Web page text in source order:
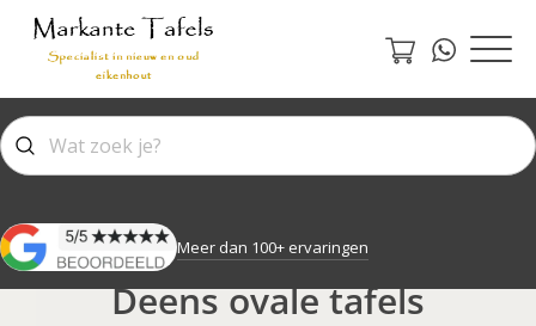
Meer dan 100+ ervaringen
Deens ovale tafels